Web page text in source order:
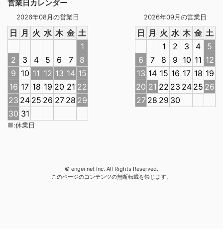
営業日カレンダー
2026年08月の営業日
日 月 火 水 木 金 土
1
2
3 4 5 6 7
8
9 10 11 12 13 14 15
16 17 18 19 20 21 22
23 24 25 26 27 28 29
30 31
2026年09月の営業日
日 月 火 水 木 金 土
1
2 3 4
5
6
7 8 9 10 11 12
13 14 15 16 17 18 19
20 21 22 23 24 25 26
27 28 29 30
■:休業日
© engei net Inc. All Rights Reserved.
このページのコンテンツの無断転載を禁じます。